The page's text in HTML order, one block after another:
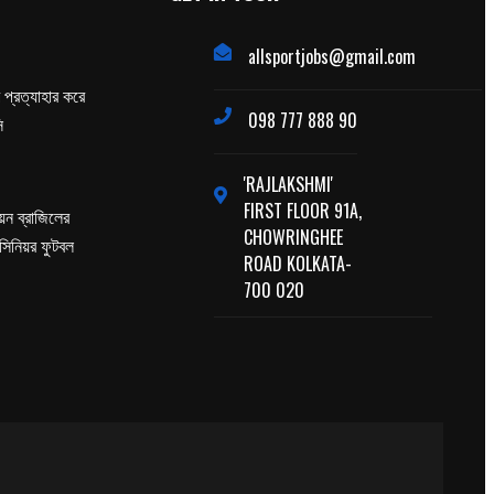
করে
ব্রাজিলের
ফুটবল
allsportjobs@gmail.com
098 777 888 90
'RAJLAKSHMI'
FIRST FLOOR 91A,
CHOWRINGHEE
ROAD KOLKATA-
700 020